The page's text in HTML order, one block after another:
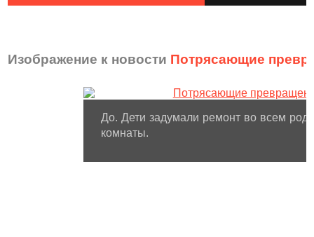
Изображение к новости Потрясающие
До. Дети задумали ремонт во всем
комнаты.